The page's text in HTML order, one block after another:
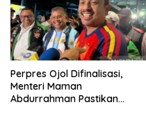
Perpres Ojol Difinalisasi,
Menteri Maman
Abdurrahman Pastikan